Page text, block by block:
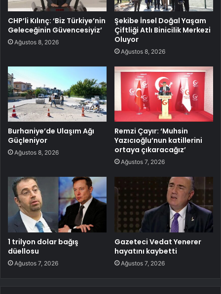
CHP’li Kılınç: ‘Biz Türkiye’nin
Geleceğinin Güvencesiyiz’
Ağustos 8, 2026
Şekibe İnsel Doğal Yaşam
Çiftliği Atlı Binicilik Merkezi
Oluyor
Ağustos 8, 2026
Burhaniye’de Ulaşım Ağı
Güçleniyor
Ağustos 8, 2026
Remzi Çayır: ‘Muhsin
Yazıcıoğlu’nun katillerini
ortaya çıkaracağız’
Ağustos 7, 2026
1 trilyon dolar bağış
düellosu
Ağustos 7, 2026
Gazeteci Vedat Yenerer
hayatını kaybetti
Ağustos 7, 2026